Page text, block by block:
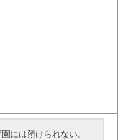
には預けられない。